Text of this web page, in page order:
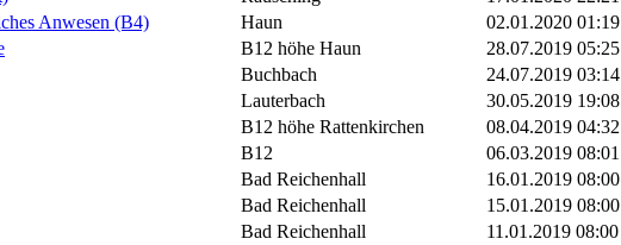
Anwesen (B4) Haun 02.01.2020 01:19
B12 höhe Haun 28.07.2019 05:25
Buchbach 24.07.2019 03:14
Lauterbach 30.05.2019 19:08
B12 höhe Rattenkirchen 08.04.2019 04:32
B12 06.03.2019 08:01
Bad Reichenhall 16.01.2019 08:00
Bad Reichenhall 15.01.2019 08:00
Bad Reichenhall 11.01.2019 08:00